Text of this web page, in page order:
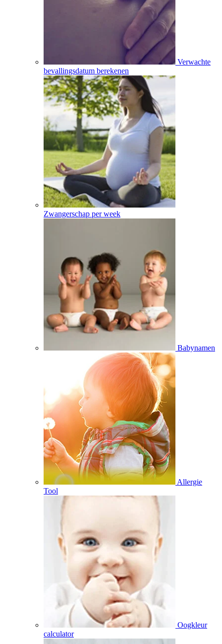
Verwachte
bevallingsdatum berekenen
Zwangerschap per week
Babynamen
Allergie
Tool
Oogkleur
calculator